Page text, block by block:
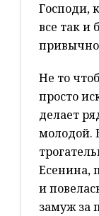
Господи,
все так и
Не то
просто
делает
молодой.
Есенина,
и
замуж за